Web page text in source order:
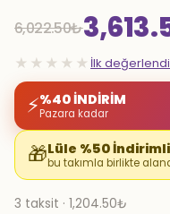
6,022.50₺
Orijinal
fiyat:
6,022.50₺.
Şu
andaki
fiyat:
3,613.50₺.
★★★★★ İlk
⚡%40 İNDİRİM
Pazara kadar
🎁Lüle %50 İndirimli
bu takımla birlikte
3 taksit · 1,204.50₺